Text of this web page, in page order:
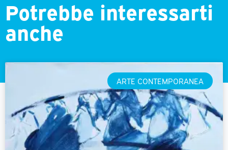
Potrebbe interessarti
anche
ARTE CONTEMPORANEA